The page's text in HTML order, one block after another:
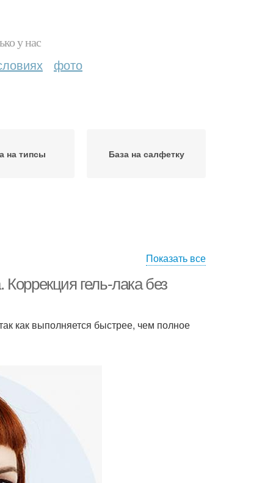
у нас
фото
на типсы База на салфетку
Показать все
гель-лака без
как выполняется быстрее, чем полное